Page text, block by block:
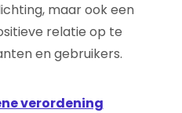
maar ook een
relatie op te
en gebruikers.
verordening